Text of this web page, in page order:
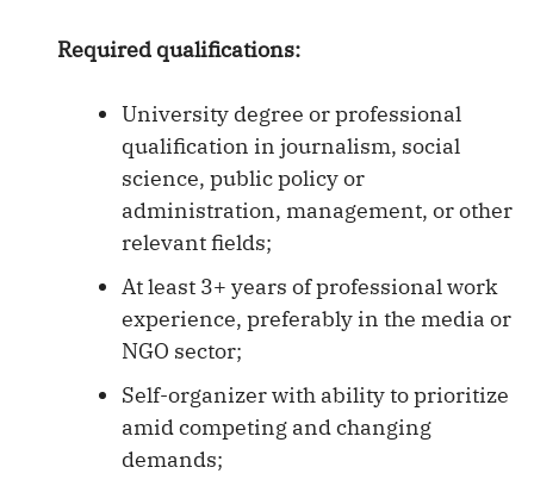
Required qualifications:
University degree or professional
qualification in journalism, social
science, public policy or
administration, management, or other
relevant fields;
At least 3+ years of professional work
experience, preferably in the media or
NGO sector;
Self-organizer with ability to prioritize
amid competing and changing
demands;